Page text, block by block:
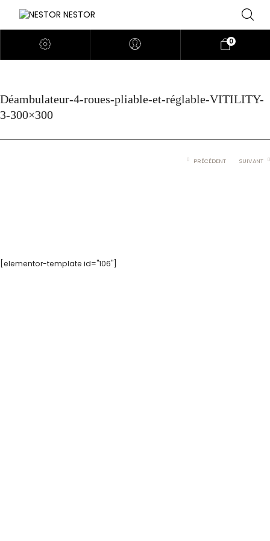
0
Déambulateur-4-roues-pliable-et-réglable-VITILITY-
3-300×300
PRÉCÉDENT SUIVANT
[elementor-template id="106"]